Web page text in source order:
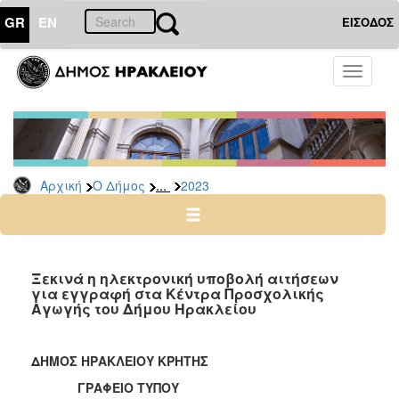
GR EN ΕΙΣΟΔΟΣ
Toggle
Αρχική Ο Δήμος ... 2023
ΔΗΜΟΣ
Δελτία
Τύπου
Αρχείο
2026
2024
2022
2021
Ξεκινά η ηλεκτρονική υποβολή αιτήσεων
για εγγραφή στα Κέντρα Προσχολικής
Αγωγής του Δήμου Ηρακλείου
ΔΗΜΟΣ ΗΡΑΚΛΕΙΟΥ ΚΡΗΤΗΣ
ΓΡΑΦΕΙΟ ΤΥΠΟΥ